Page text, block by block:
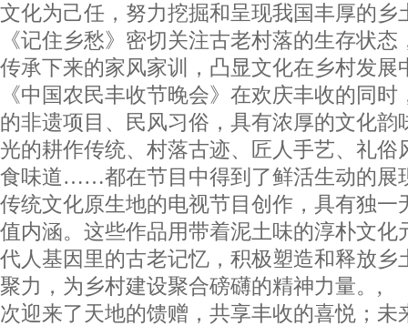
文化为己任，努力挖掘和呈现我国丰厚
《记住乡愁》密切关注古老村落的生存状
传承下来的家风家训，凸显文化在乡村发展
《中国农民丰收节晚会》在欢庆丰收的同
的非遗项目、民风习俗，具有浓厚的文化韵
光的耕作传统、村落古迹、匠人手艺、礼俗
食味道……都在节目中得到了鲜活生动的
传统文化原生地的电视节目创作，具有独一
值内涵。这些作品用带着泥土味的淳朴文化
代人基因里的古老记忆，积极塑造和释放乡
聚力，为乡村建设聚合磅礴的精神力量
次迎来了天地的馈赠，共享丰收的喜悦；未